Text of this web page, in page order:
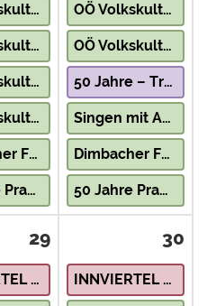
OÖ Volkskultur erleben – Krippenbaukurs
OÖ Volkskultur erleben – Der Natur auf der Spur
OÖ Volkskultur erleben – Musikalischer Nachmittag
OÖ Volkskultur erleben – Wie die Kelten
Dimbacher Festspiele – Openair Theater am Marktplatz
50 Jahre Pramtaler Volkstanzgruppe
OÖ Volkskultur erleben – Der Natur auf der Spur
OÖ Volkskultur erleben – Wie die Kelten
50 Jahre – Tradition in Fahrt
Singen mit Aussicht
Dimbacher Festspiele – Openair Theater am Marktplatz
50 Jahre Pramtaler Volkstanzgruppe
29
INNVIERTEL – Natur & Landschaft
30
INNVIERTEL – Natur & Landschaft